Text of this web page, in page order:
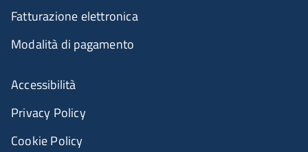
Fatturazione elettronica
Modalità di pagamento
Accessibilità
Privacy Policy
Cookie Policy